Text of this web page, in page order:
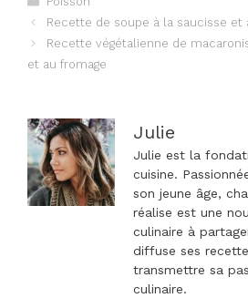
Navigation
Recette de soupe à la saucisse et
Recette végétalienne de
et au fromage
Julie
Julie est la
cuisine.
son jeune âge,
réalise est une
culinaire à
diffuse ses
transmettre sa
culinaire.